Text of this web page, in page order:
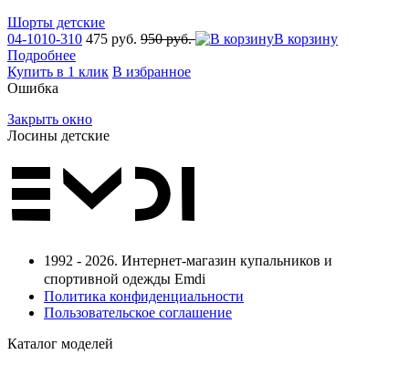
Шорты детские
04-1010-310 475 руб. 950 руб.
В корзину
Подробнее
Купить в 1 клик В избранное
Ошибка
Закрыть окно
Лосины детские
1992 - 2026. Интернет-магазин купальников и
спортивной одежды Emdi
Политика конфиденциальности
Пользовательское соглашение
Каталог моделей